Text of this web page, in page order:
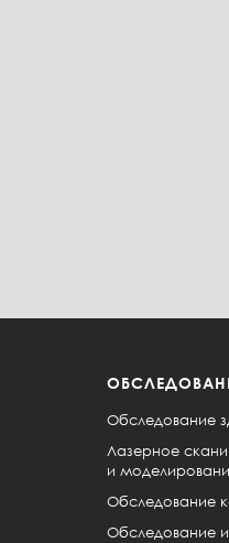
Обследование
Лазерное
и
Обследование
Обследование